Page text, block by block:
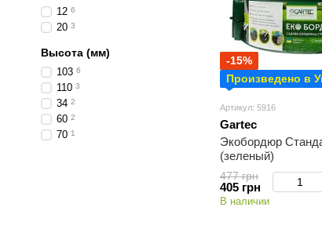
-15%
Произведено в
Артикул: 5916
Gartec
Экобордюр
(зеленый)
477 грн
405 грн
В наличии
12 6
20 3
Высота (мм)
103 6
110 3
34 2
60 2
70 1